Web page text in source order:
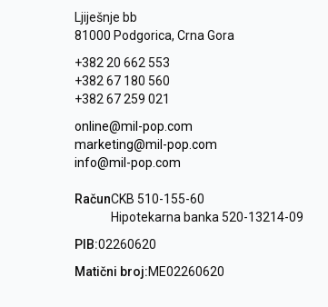
Ljiješnje bb
81000 Podgorica, Crna Gora
+382 20 662 553
+382 67 180 560
+382 67 259 021
online@mil-pop.com
marketing@mil-pop.com
info@mil-pop.com
RačunCKB 510-155-60
Hipotekarna banka 520-13214-09
PIB:02260620
Matični broj:ME02260620